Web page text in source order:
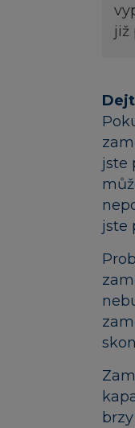
již
jste
jste